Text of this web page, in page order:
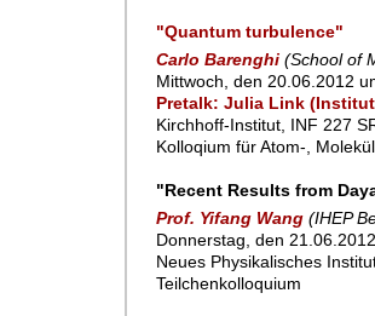
"Quantum turbulence"
Carlo Barenghi (School of
Mittwoch, den 20.06.2012
Pretalk: Julia Link
Kirchhoff-Institut, INF 227
Kolloqium für Atom-,
"Recent Results from
Prof. Yifang Wang (IHEP
Donnerstag, den
Neues Physikalisches
Teilchenkolloquium